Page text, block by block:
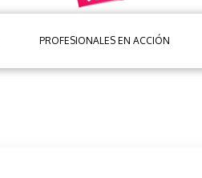
PROFESIONALES EN ACCIÓN